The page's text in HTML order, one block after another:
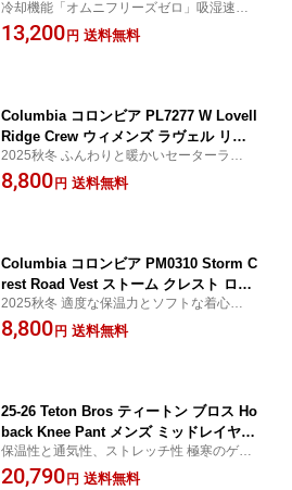
キャンプ フェス アウトドア 正規品取扱
店
冷却機能「オムニフリーズゼロ」吸湿速乾
機能「オムニウィック」サンプロテクショ
ン機能「オムニシェイド」
13,200 円 送料無料
Columbia コロンビア PL7277 W Lovell
Ridge Crew ウィメンズ ラヴェル リッ
ジ クルーネック レディース フリース 2
025 正規販売店
2025秋冬 ふんわりと暖かいセーターライク
フリース
8,800 円 送料無料
Columbia コロンビア PM0310 Storm C
rest Road Vest ストーム クレスト ロー
ド ベスト マイクロフリース フリース 2
025 正規販売店
2025秋冬 適度な保温力とソフトな着心地
コロンビア定番のマイクロフリースベスト
8,800 円 送料無料
25-26 Teton Bros ティートン ブロス Ho
back Knee Pant メンズ ミッドレイヤー
パンツ 保温パンツ 2025 FW 25秋冬モデ
ル 正規販売店 2025-2026 Fall/Winter T
保温性と通気性、ストレッチ性 極寒のゲレ
ンデからバックカントリーまで
20,790 円 送料無料